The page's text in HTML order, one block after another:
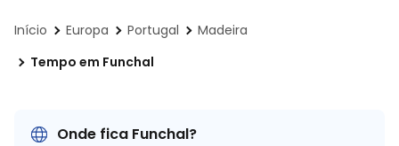
Início Europa Portugal
Madeira
Tempo em Funchal
Onde fica Funchal?